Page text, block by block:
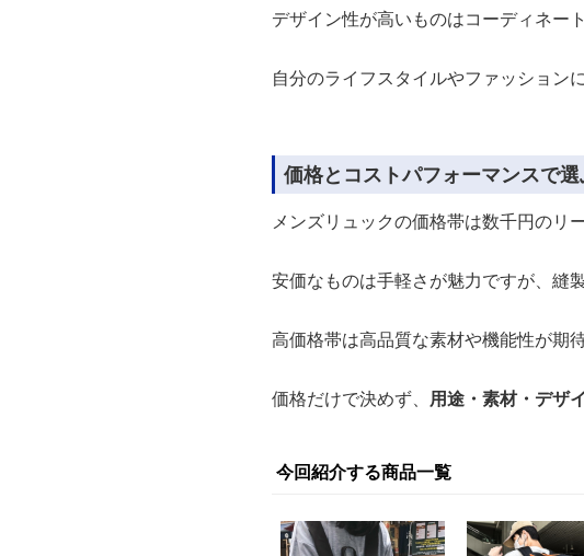
デザイン性が高いものはコーディネー
自分のライフスタイルやファッション
価格とコストパフォーマンスで
メンズリュックの価格帯は数千円のリ
安価なものは手軽さが魅力ですが、縫
高価格帯は高品質な素材や機能性が期待
価格だけで決めず、 用途・素材・デザ
今回紹介する商品一覧